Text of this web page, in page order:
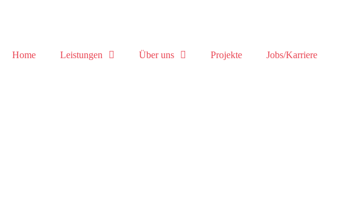
Home Leistungen Über uns Projekte Jobs/Karriere